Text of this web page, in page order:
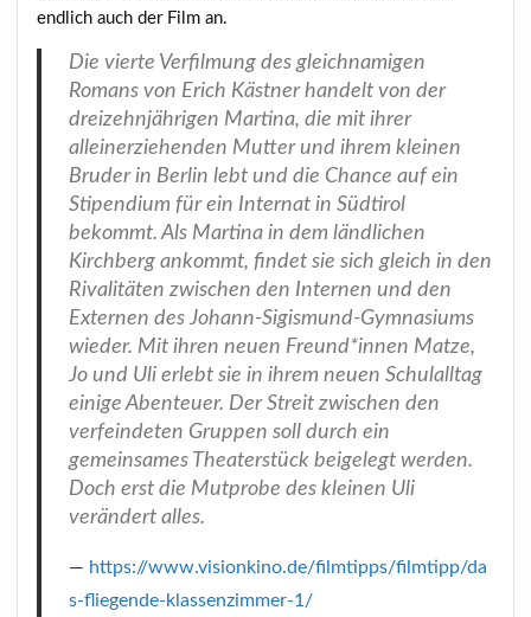
endlich auch der Film an.
Die vierte Verfilmung des gleichnamigen
Romans von Erich Kästner handelt von der
dreizehnjährigen Martina, die mit ihrer
alleinerziehenden Mutter und ihrem kleinen
Bruder in Berlin lebt und die Chance auf ein
Stipendium für ein Internat in Südtirol
bekommt. Als Martina in dem ländlichen
Kirchberg ankommt, findet sie sich gleich in den
Rivalitäten zwischen den Internen und den
Externen des Johann-Sigismund-Gymnasiums
wieder. Mit ihren neuen Freund*innen Matze,
Jo und Uli erlebt sie in ihrem neuen Schulalltag
einige Abenteuer. Der Streit zwischen den
verfeindeten Gruppen soll durch ein
gemeinsames Theaterstück beigelegt werden.
Doch erst die Mutprobe des kleinen Uli
verändert alles.
https://www.visionkino.de/filmtipps/filmtipp/da
s-fliegende-klassenzimmer-1/